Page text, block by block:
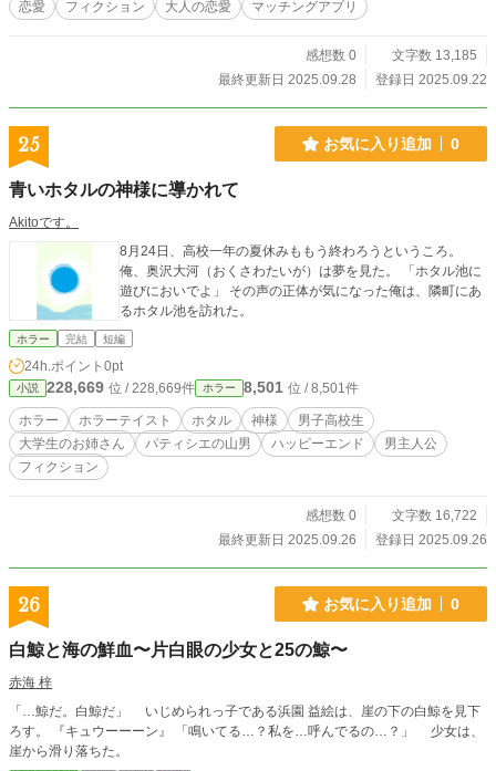
恋愛 フィクション 大人の恋愛 マッチングアプリ
感想数 0
文字数 13,185
最終更新日 2025.09.28
登録日 2025.09.22
25 お気に入り追加 0
青いホタルの神様に導かれて
Akitoです。
8月24日、高校一年の夏休みももう終わろうというころ。
俺、奥沢大河（おくさわたいが）は夢を見た。 「ホタル池に
遊びにおいでよ」 その声の正体が気になった俺は、隣町にあ
るホタル池を訪れた。
ホラー 完結 短編
24h.ポイント 0pt
小説 228,669 位 / 228,669件 ホラー 8,501 位 / 8,501件
ホラー ホラーテイスト ホタル 神様
男子高校生
大学生のお姉さん
パティシエの山男 ハッピーエンド
男主人公
フィクション
感想数 0
文字数 16,722
最終更新日 2025.09.26
登録日 2025.09.26
26 お気に入り追加 0
白鯨と海の鮮血〜片白眼の少女と25の鯨〜
赤海 梓
「…鯨だ。白鯨だ」 いじめられっ子である浜園 益絵は、崖の下の白鯨を見下
ろす。 『キュウーーーン』 「鳴いてる…？私を…呼んでるの…？」 少女は、
崖から滑り落ちた。